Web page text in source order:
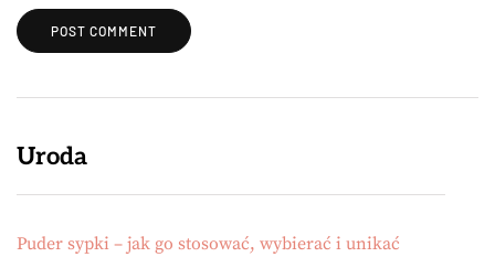
Uroda
Puder sypki – jak go stosować, wybierać i unikać